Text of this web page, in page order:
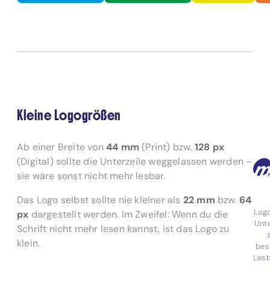
Kleine Logogrößen
Ab einer Breite von 44 mm (Print) bzw. 128 px
(Digital) sollte die Unterzeile weggelassen werden –
sie wäre sonst nicht mehr lesbar.
Das Logo selbst sollte nie kleiner als 22 mm bzw.64
px dargestellt werden. Im Zweifel: Wenn du die
Schrift nicht mehr lesen kannst, ist das Logo zu
klein.